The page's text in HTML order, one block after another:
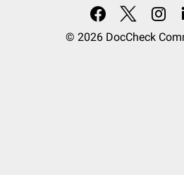
© 2026 DocCheck